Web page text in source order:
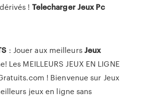
! Telecharger Jeux Pc
: Jouer aux meilleursJeux
Les MEILLEURS JEUX EN LIGNE
! Bienvenue sur Jeux
jeux en ligne sans